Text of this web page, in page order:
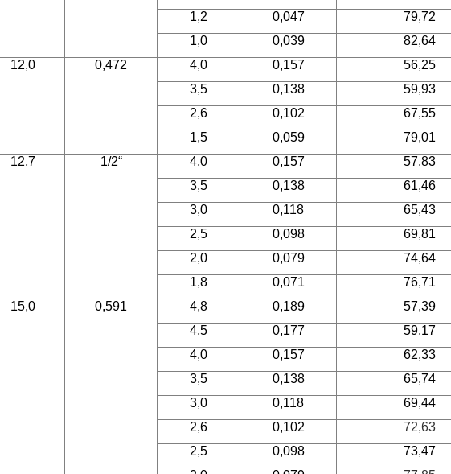
1,2
0,047
79,72
1,0
0,039
82,64
12,0
0,472 4,0 0,157
56,25
3,5
0,138
59,93
2,6
0,102
67,55
1,5
0,059
79,01
12,7
1/2“ 4,0 0,157
57,83
3,5
0,138
61,46
3,0
0,118
65,43
2,5
0,098
69,81
2,0
0,079
74,64
1,8
0,071
76,71
15,0
0,591 4,8 0,189
57,39
4,5
0,177
59,17
4,0
0,157
62,33
3,5
0,138
65,74
3,0
0,118
69,44
2,6
0,102
72,63
2,5
0,098
73,47